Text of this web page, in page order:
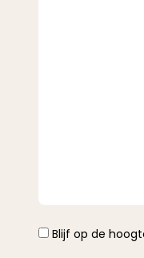
Instemming
Blijf op de